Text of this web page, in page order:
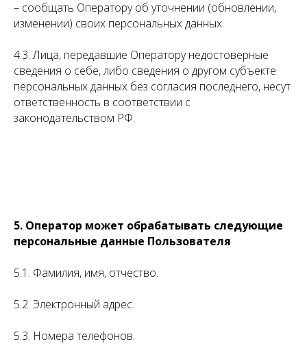
– сообщать Оператору об уточнении (обновлении,
изменении) своих персональных данных.
4.3. Лица, передавшие Оператору недостоверные
сведения о себе, либо сведения о другом субъекте
персональных данных без согласия последнего, несут
ответственность в соответствии с
законодательством РФ.
5. Оператор может обрабатывать следующие
персональные данные Пользователя
5.1. Фамилия, имя, отчество.
5.2. Электронный адрес.
5.3. Номера телефонов.